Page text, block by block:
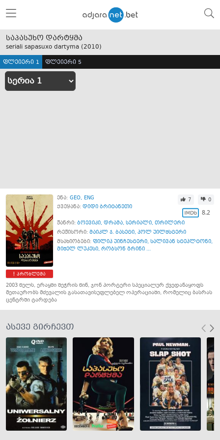
საპასუხო დარტყმა
seriali sapasuxo dartyma (2010)
ფლეიერი 1 ფლეიერი 5
პრობლემა
ენა: GEO ENG
ქვეყანა: დიდი ბრიტანეთი
7 0
8.2
ჟანრი: ბოევიკი, დრამა, სერიალი, თრილერი
რეჟისორი: მაიკლ ჯ. ბასეტი, პოლ უილშსტერი
მსახიობები: ფილიპ უინჩესტერი, სალივან სტეპლტონი,
მიშელ ლუკესი, რობსონ გრინი ...
2003 წელს, ერაყში შეჭრის წინ, ჯონ პორტერი სპეციალურ ქვედანაყოფს
მეთაურობს მძევალის გასათავისუფლებელ ოპერაციაში, რომელიც ბასრას
ცენტრში ტარდება
ასევე გირჩევთ